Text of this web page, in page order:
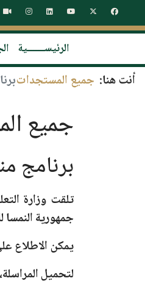
الرئيســـــــية
أنت هنا: جميع المستجدات
جميع
برنامج
تلقت وزارة
جمهورية النمسا
يمكن الاطلاع
لتحميل المراسلة،